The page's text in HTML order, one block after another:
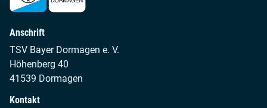
Anschrift
TSV Bayer Dormagen e. V.
Höhenberg 40
41539 Dormagen
Kontakt